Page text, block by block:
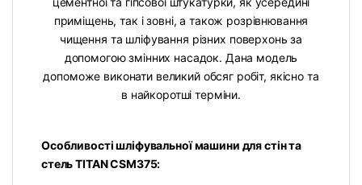
приміщень, так і зовні, а також розрівнювання
чищення та шліфування різних поверхонь за
допомогою змінних насадок. Дана модель
допоможе виконати великий обсяг робіт, якісно та
в найкоротші терміни.
Особливості шліфувальної машини для стін та
стель TITAN CSM375: